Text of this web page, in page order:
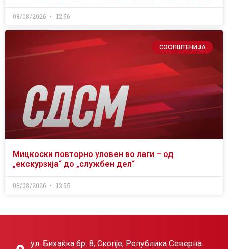
08/08/2026 12:56
СООПШТЕНИЈА
Мицкоски повторно уловен во лаги – од
„екскурзија“ до „службен дел“
08/08/2026 12:55
ул. Бихаќка бр. 8, Скопје, Република Северна